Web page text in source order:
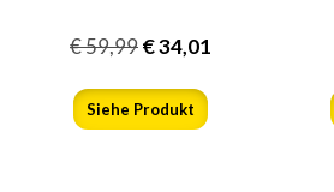
€59,99€34,01
Siehe Produkt